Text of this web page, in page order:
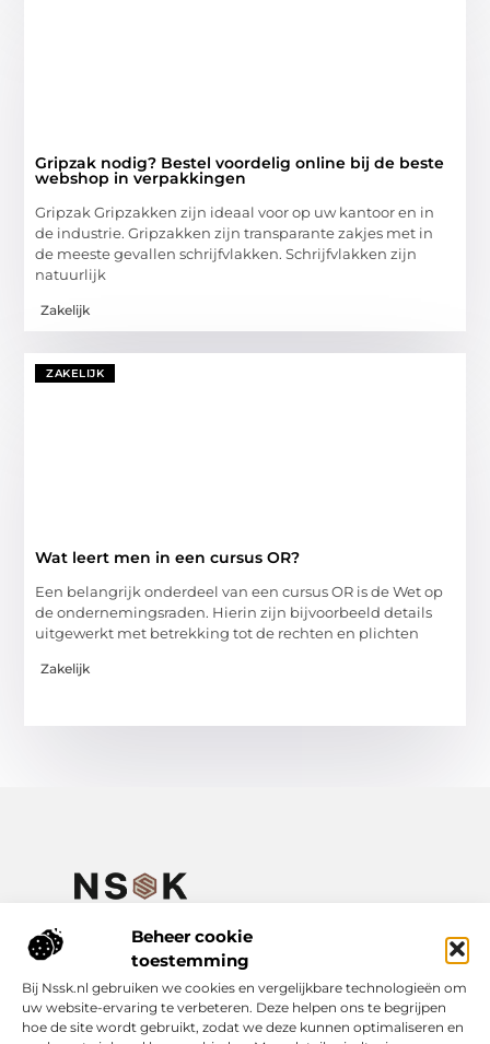
Beheer cookie
toestemming
Bij Nssk.nl gebruiken we cookies en vergelijkbare technologieën om
uw website-ervaring te verbeteren. Deze helpen ons te begrijpen
hoe de site wordt gebruikt, zodat we deze kunnen optimaliseren en
Gripzak nodig? Bestel voordelig online bij de beste
webshop in verpakkingen
Gripzak Gripzakken zijn ideaal voor op uw kantoor en in
de industrie. Gripzakken zijn transparante zakjes met in
de meeste gevallen schrijfvlakken. Schrijfvlakken zijn
natuurlijk
Zakelijk
ZAKELIJK
Wat leert men in een cursus OR?
Een belangrijk onderdeel van een cursus OR is de Wet op
de ondernemingsraden. Hierin zijn bijvoorbeeld details
uitgewerkt met betrekking tot de rechten en plichten
Zakelijk
Verken een gevarieerd aanbod aan blogs en artikelen over het
dagelijks leven – van handige adviezen tot verdiepende
inzichten, allemaal te vinden op NSSK.nl.
Onze informatie